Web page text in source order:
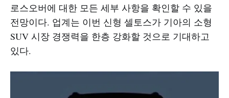
로스오버에 대한 모든 세부 사항을 확인할 수 있을
전망이다. 업계는 이번 신형 셀토스가 기아의 소형
SUV 시장 경쟁력을 한층 강화할 것으로 기대하고
있다.